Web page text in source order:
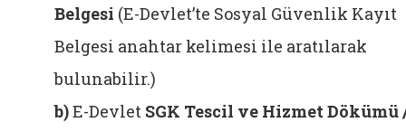
Belgesi (E-Devlet’te Sosyal Güvenlik Kayıt
Belgesi anahtar kelimesi ile aratılarak
bulunabilir.)
b)E-Devlet SGK Tescil ve Hizmet Dökümü